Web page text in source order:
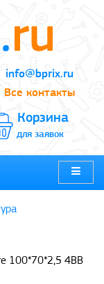
info@bprix.ru
Все контакты
Корзина
для заявок
100*70*2,5 4ВВ